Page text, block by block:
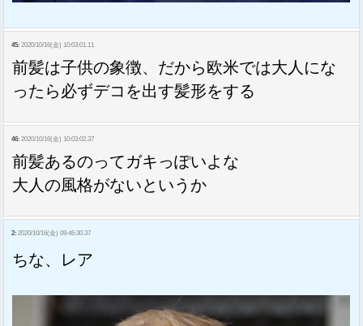
45: 2020/10/16(金) 10:03:01.11
前髪は子供の象徴、だから欧米では大人にな
ったら必ずデコを出す髪形をする
46: 2020/10/16(金) 10:03:02.37
前髪あるのってガキっぽいよな
大人の風格がないというか
2: 2020/10/16(金) 09:46:30.37
ちな、レア